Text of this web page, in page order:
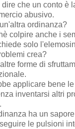
che un conto è
abusivo.
ordinanza?
colpire anche i
solo
crea?
forme di
applicare bene
inventarsi altri
ha un
le pulsioni